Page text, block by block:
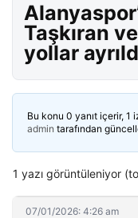
Taşkıran
yollar
Bu konu 0 yanıt içerir, 1
admin tarafından
1 yazı görüntüleniyor
07/01/2026: 4:26 am